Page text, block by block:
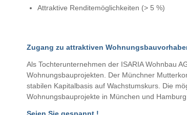
Attraktive Renditemöglichkeiten (> 5 %)
Zugang zu attraktiven
Als Tochterunternehmen der ISARIA Wohnbau
Wohnungsbauprojekten. Der Münchner
stabilen Kapitalbasis auf Wachstumskurs. Die
Wohnungsbauprojekte in München und